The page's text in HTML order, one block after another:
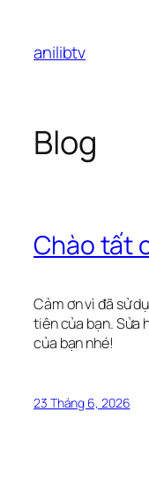
phầnanilibtv
Blog
Chào tất
Cảm ơn vì đã sử
tiên của bạn. Sửa
của bạn nhé!
23 Tháng 6, 2026